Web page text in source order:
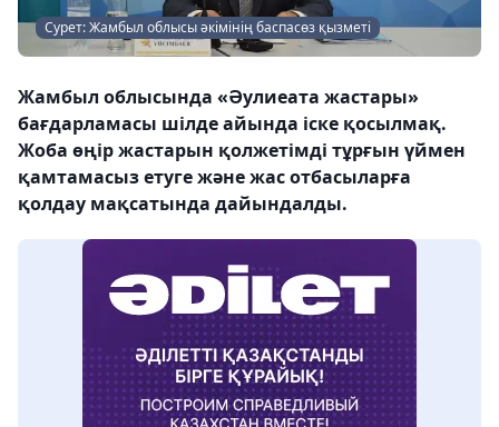
Сурет: Жамбыл облысы әкімінің баспасөз қызметі
Жамбыл облысында «Әулиеата жастары»
бағдарламасы шілде айында іске қосылмақ.
Жоба өңір жастарын қолжетімді тұрғын үймен
қамтамасыз етуге және жас отбасыларға
қолдау мақсатында дайындалды.